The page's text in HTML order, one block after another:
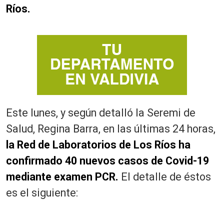
Ríos.
Este lunes, y según detalló la Seremi de
Salud, Regina Barra, en las últimas 24 horas,
la Red de Laboratorios de Los Ríos ha
confirmado 40 nuevos casos de Covid-19
mediante examen PCR. El detalle de éstos
es el siguiente: